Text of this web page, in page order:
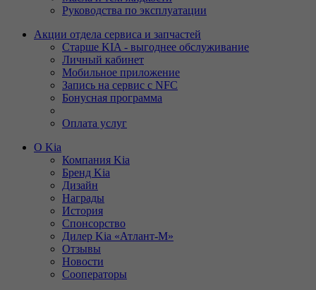
Руководства по эксплуатации
Акции отдела сервиса и запчастей
Старше KIA - выгоднее обслуживание
Личный кабинет
Мобильное приложение
Запись на сервис с NFC
Бонусная программа
Оплата услуг
О Kia
Компания Kia
Бренд Kia
Дизайн
Награды
История
Спонсорство
Дилер Kia «Атлант-М»
Отзывы
Новости
Сооператоры